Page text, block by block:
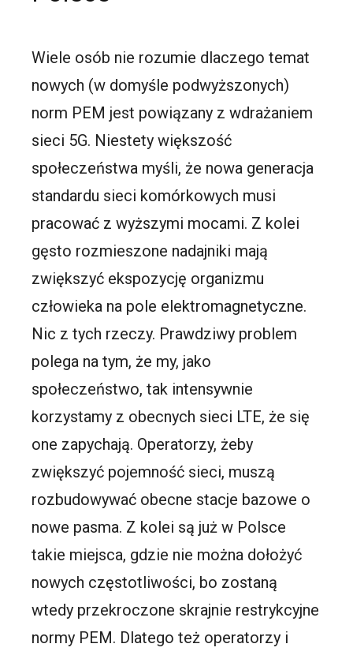
Wiele osób nie rozumie dlaczego temat
nowych (w domyśle podwyższonych)
norm PEM jest powiązany z wdrażaniem
sieci 5G. Niestety większość
społeczeństwa myśli, że nowa generacja
standardu sieci komórkowych musi
pracować z wyższymi mocami. Z kolei
gęsto rozmieszone nadajniki mają
zwiększyć ekspozycję organizmu
człowieka na pole elektromagnetyczne.
Nic z tych rzeczy. Prawdziwy problem
polega na tym, że my, jako
społeczeństwo, tak intensywnie
korzystamy z obecnych sieci LTE, że się
one zapychają. Operatorzy, żeby
zwiększyć pojemność sieci, muszą
rozbudowywać obecne stacje bazowe o
nowe pasma. Z kolei są już w Polsce
takie miejsca, gdzie nie można dołożyć
nowych częstotliwości, bo zostaną
wtedy przekroczone skrajnie restrykcyjne
normy PEM. Dlatego też operatorzy i